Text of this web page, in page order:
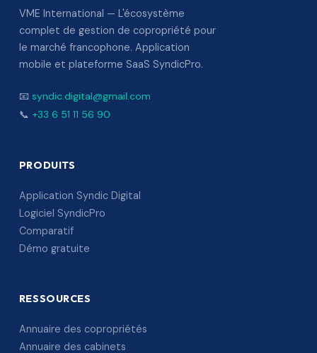
VME International — L'écosystème
complet de gestion de copropriété pour
le marché francophone. Application
mobile et plateforme SaaS SyndicPro.
📧 syndic.digital@gmail.com
📞 +33 6 51 11 56 90
PRODUITS
Application Syndic Digital
Logiciel SyndicPro
Comparatif
Démo gratuite
RESSOURCES
Annuaire des copropriétés
Annuaire des cabinets